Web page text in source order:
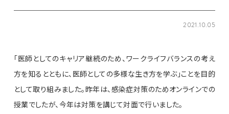
2021.10.05
「医師としてのキャリア継続のため、ワークライフバランスの考え
方を知るとともに、医師としての多様な生き方を学ぶ」ことを目的
として取り組みました。昨年は、感染症対策のためオンラインでの
授業でしたが、今年は対策を講じて対面で行いました。